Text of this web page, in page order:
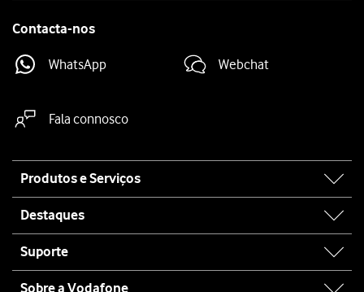
Contacta-nos
WhatsApp Webchat
Fala connosco
map
Produtos e Serviços
Destaques
Suporte
Sobre a Vodafone